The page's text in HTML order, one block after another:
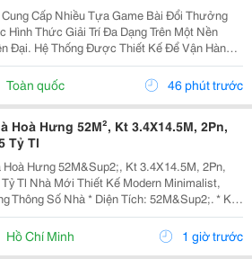
Cấp Nhiều Tựa Game Bài Đổi Thưởng
Hình Thức Giải Trí Đa Dạng Trên Một Nền
Đại. Hệ Thống Được Thiết Kế Để Vận Hành
Cập Nhanh Và Tương Thích Với Nhiều
Bên Cạnh Đó, Các Tính Năng Bảo Mật Cũng
Toàn quốc 46 phút trước
Hoà Hưng 52M², Kt 3.4X14.5M, 2Pn,
Tỷ Tl
Hoà Hưng 52M&Sup2;, Kt 3.4X14.5M, 2Pn,
Tl Nhà Mới Thiết Kế Modern Minimalist,
Thông Số Nhà * Diện Tích: 52M&Sup2;. * Kt:
* Kết Cấu: 1 Trệt 1 Lầu. * Chủ Hỗ Trợ
Thêm 1 Phòng Ngủ Trước Khi Bàn...
Hồ Chí Minh 1 giờ trước